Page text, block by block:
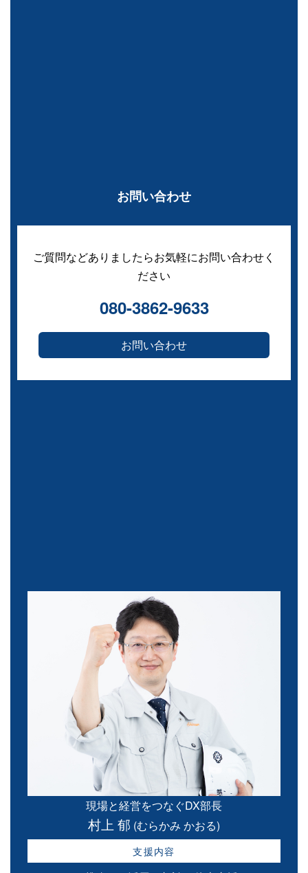
お問い合わせ
ご質問などありましたらお気軽にお問い合わせく
ださい
080-3862-9633
お問い合わせ
現場と経営をつなぐDX部長
村上 郁 (むらかみ かおる)
支援内容